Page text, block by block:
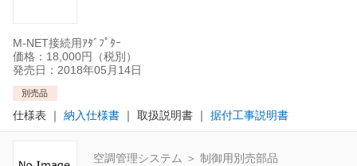
M-NET接続用ｱﾀﾞﾌﾟﾀｰ
価格：18,000円（税別）
発売日：2018年05月14日
別売品
仕様表 ｜ 納入仕様書 ｜ 取扱説明書｜ 据付工事説明書
空調管理システム ＞ 制御用別売部品